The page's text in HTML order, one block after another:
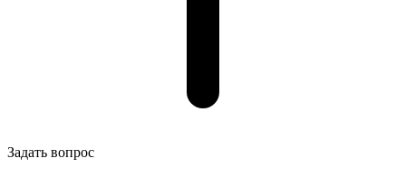
Задать вопрос